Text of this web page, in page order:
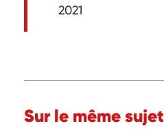
2021
Sur le même sujet